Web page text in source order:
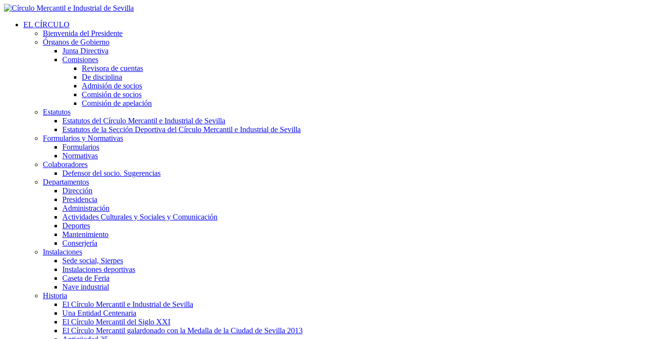
EL CÍRCULO
Bienvenida del Presidente
Órganos de Gobierno
Junta Directiva
Comisiones
Revisora de cuentas
De disciplina
Admisión de socios
Comisión de socios
Comisión de apelación
Estatutos
Estatutos del Círculo Mercantil e Industrial de Sevilla
Estatutos de la Sección Deportiva del Círculo Mercantil e Industrial de Sevilla
Formularios y Normativas
Formularios
Normativas
Colaboradores
Defensor del socio. Sugerencias
Departamentos
Dirección
Presidencia
Administración
Actividades Culturales y Sociales y Comunicación
Deportes
Mantenimiento
Conserjería
Instalaciones
Sede social, Sierpes
Instalaciones deportivas
Caseta de Feria
Nave industrial
Historia
El Círculo Mercantil e Industrial de Sevilla
Una Entidad Centenaria
El Círculo Mercantil del Siglo XXI
El Círculo Mercantil galardonado con la Medalla de la Ciudad de Sevilla 2013